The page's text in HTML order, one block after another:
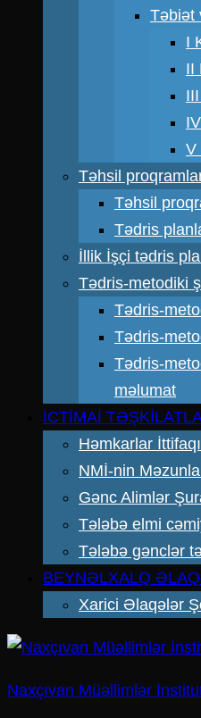
Təbiət
I
II
V
Təhsil
Təhsil
Tədris
İllik İşçi tədris
Tədris-metodiki
Tədris-
Tədris-
Tədris-
məlumat
İCTİMAİ
Həmkarlar
NMİ-nin
Gənc Alimlər
Tələbə elmi
Tələbə gənclər
BEYNƏLXALQ
Xarici Əlaqələr
Naxçıvan Müəllimlər